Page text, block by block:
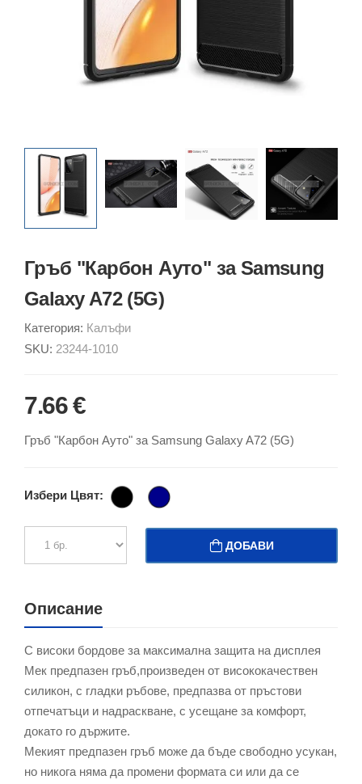
Гръб "Карбон Ауто" за Samsung
Galaxy A72 (5G)
Категория: Калъфи
SKU: 23244-1010
7.66 €
Гръб "Карбон Ауто" за Samsung Galaxy A72 (5G)
Избери Цвят:
ДОБАВИ
Описание
С високи бордове за максимална защита на дисплея
Мек предпазен гръб,произведен от висококачествен
силикон, с гладки ръбове, предпазва от пръстови
отпечатъци и надраскване, с усещане за комфорт,
докато го държите.
Мекият предпазен гръб може да бъде свободно усукан,
но никога няма да промени формата си или да се